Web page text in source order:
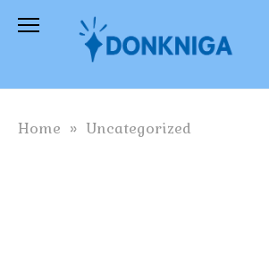
Skip
Home » Uncategorized